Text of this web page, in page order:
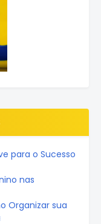
para o Sucesso
nas
Organizar sua